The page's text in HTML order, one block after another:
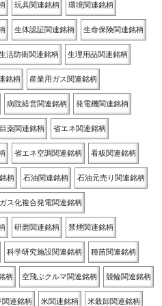
玩具関連銘柄 環境関連銘柄
生体認証関連銘柄 生命保険関連銘柄
活防衛関連銘柄 生理用品関連銘柄
銘柄 産業用ガス関連銘柄
病院経営関連銘柄 発電機関連銘柄
目薬関連銘柄 省エネ関連銘柄
省エネ空調関連銘柄 看板関連銘柄
柄 石油関連銘柄 石油元売り関連銘柄
ス化複合発電関連銘柄
研磨関連銘柄 禁煙関連銘柄
科学研究施設関連銘柄 種苗関連銘柄
柄 空飛ぶクルマ関連銘柄 競輪関連銘柄
関連銘柄 米関連銘柄 米穀卸関連銘柄